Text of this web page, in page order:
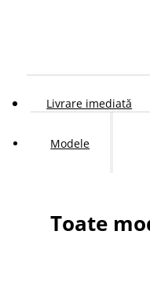
Livrare imediată
Modele
Toate